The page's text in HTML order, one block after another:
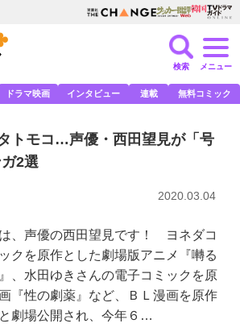
検索 メニュー
ドラマ映画 インタビュー 連載 無料コミック
トモコ…声優・西田望見が「号
2選
2020.03.04
、声優の西田望見です！ ヨネダコ
クを原作とした劇場版アニメ『囀る
、水田ゆきさんの電子コミックを原
『性の劇薬』など、ＢＬ漫画を原作
劇場公開され、今年６…